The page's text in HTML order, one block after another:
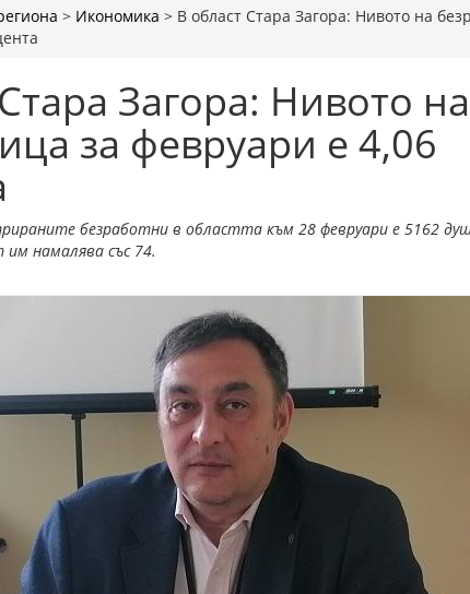
> Икономика > В област Стара Загора: Нивото на
Загора: Нивото на
за февруари е 4,06
безработни в областта към 28 февруари е 5162
им намалява със 74.